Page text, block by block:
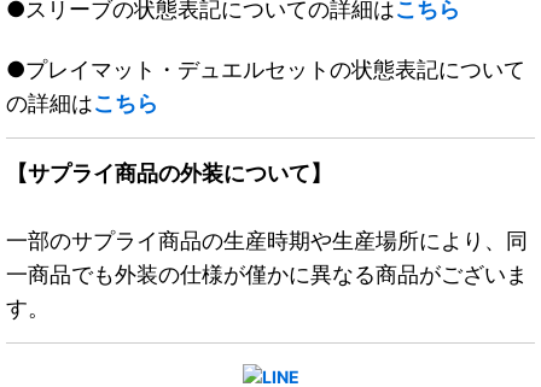
●スリーブの状態表記についての詳細はこちら
●プレイマット・デュエルセットの状態表記について
の詳細はこちら
【サプライ商品の外装について】
一部のサプライ商品の生産時期や生産場所により、同
一商品でも外装の仕様が僅かに異なる商品がございま
す。